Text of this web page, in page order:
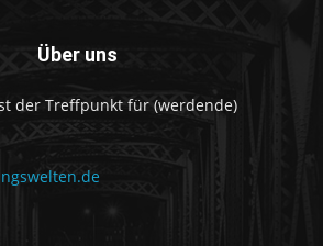
Über uns
der Treffpunkt für (werdende)